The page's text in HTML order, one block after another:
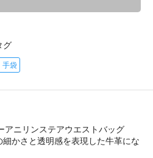
グ
手袋
アニリンステアウエストバッグ
かさと透明感を表現した牛革にな